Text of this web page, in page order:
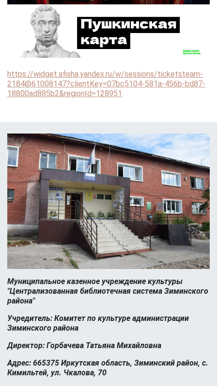
https://widget.afisha.yandex.ru/w/sessions/ticketsteam-
2184@61008147?clientKey=07bc5104-581a-456b-bd87-
18800ad885b2&regionId=128951
Муниципальное казенное учреждение культуры
"Централизованная библиотечная система Зиминского
района"
Учредитель: Комитет по культуре администрации
Зиминского района
Директор: Горбачева Татьяна Михайловна
Адрес: 665375 Иркутская область, Зиминский район, с.
Кимильтей, ул. Чкалова, 70